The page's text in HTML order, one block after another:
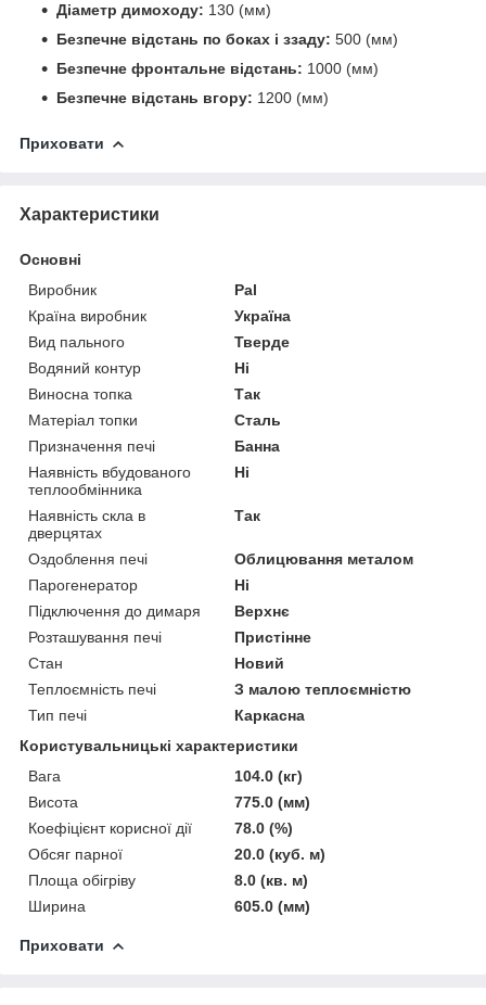
Діаметр димоходу: 130 (мм)
Безпечне відстань по боках і ззаду: 500 (мм)
Безпечне фронтальне відстань: 1000 (мм)
Безпечне відстань вгору: 1200 (мм)
Приховати
Характеристики
Основні
Виробник
Pal
Країна виробник
Україна
Вид пального
Тверде
Водяний контур
Ні
Виносна топка
Так
Матеріал топки
Сталь
Призначення печі
Банна
Наявність вбудованого
теплообмінника
Ні
Наявність скла в
дверцятах
Так
Оздоблення печі
Облицювання металом
Парогенератор
Ні
Підключення до димаря
Верхнє
Розташування печі
Пристінне
Стан
Новий
Теплоємність печі
З малою теплоємністю
Тип печі
Каркасна
Користувальницькі характеристики
Вага
104.0 (кг)
Висота
775.0 (мм)
Коефіцієнт корисної дії
78.0 (%)
Обсяг парної
20.0 (куб. м)
Площа обігріву
8.0 (кв. м)
Ширина
605.0 (мм)
Приховати